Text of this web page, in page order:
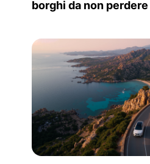
borghi da non perdere